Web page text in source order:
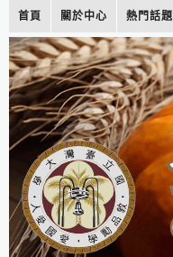
首頁 關於中心 熱門話題